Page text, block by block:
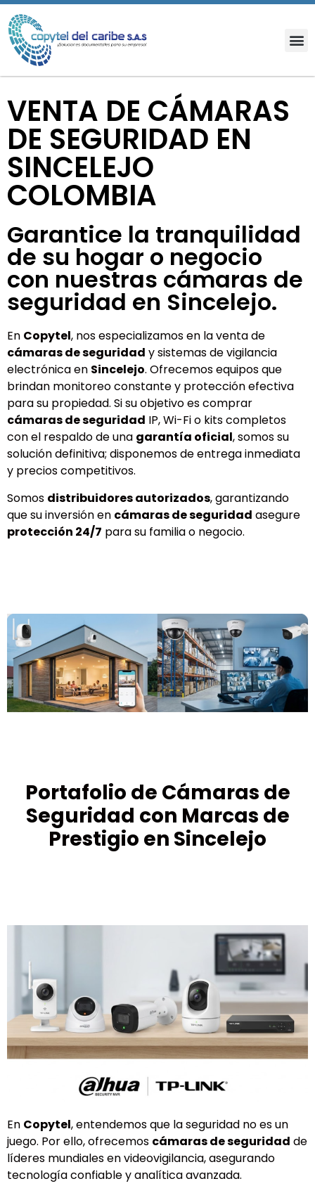
VENTA DE CÁMARAS
DE SEGURIDAD EN
SINCELEJO
COLOMBIA
Garantice la tranquilidad
de su hogar o negocio
con nuestras cámaras de
seguridad en Sincelejo.
En Copytel, nos especializamos en la venta de
cámaras de seguridad y sistemas de vigilancia
electrónica en Sincelejo. Ofrecemos equipos que
brindan monitoreo constante y protección efectiva
para su propiedad. Si su objetivo es comprar
cámaras de seguridad IP, Wi-Fi o kits completos
con el respaldo de una garantía oficial, somos su
solución definitiva; disponemos de entrega inmediata
y precios competitivos.
Somos distribuidores autorizados, garantizando
que su inversión en cámaras de seguridad asegure
protección 24/7 para su familia o negocio.
Portafolio de Cámaras de
Seguridad con Marcas de
Prestigio en Sincelejo
En Copytel, entendemos que la seguridad no es un
juego. Por ello, ofrecemos cámaras de seguridad de
líderes mundiales en videovigilancia, asegurando
tecnología confiable y analítica avanzada.